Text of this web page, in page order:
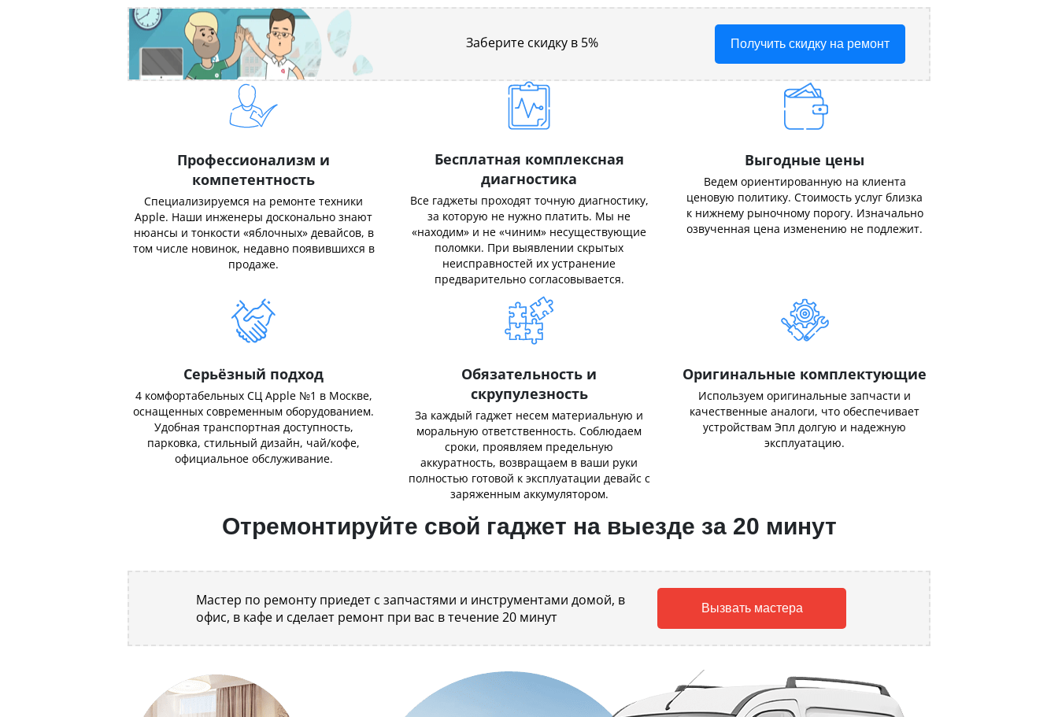
Заберите скидку в 5% Получить скидку на ремонт
Профессионализм и
компетентность
Специализируемся на ремонте техники
Apple. Наши инженеры досконально знают
нюансы и тонкости «яблочных» девайсов, в
том числе новинок, недавно появившихся в
продаже.
Бесплатная комплексная
диагностика
Все гаджеты проходят точную диагностику,
за которую не нужно платить. Мы не
«находим» и не «чиним» несуществующие
поломки. При выявлении скрытых
неисправностей их устранение
предварительно согласовывается.
Выгодные цены
Ведем ориентированную на клиента
ценовую политику. Стоимость услуг близка
к нижнему рыночному порогу. Изначально
озвученная цена изменению не подлежит.
Серьёзный подход
4 комфортабельных СЦ Apple №1 в Москве,
оснащенных современным оборудованием.
Удобная транспортная доступность,
парковка, стильный дизайн, чай/кофе,
официальное обслуживание.
Обязательность и
скрупулезность
За каждый гаджет несем материальную и
моральную ответственность. Соблюдаем
сроки, проявляем предельную
аккуратность, возвращаем в ваши руки
полностью готовой к эксплуатации девайс с
заряженным аккумулятором.
Оригинальные комплектующие
Используем оригинальные запчасти и
качественные аналоги, что обеспечивает
устройствам Эпл долгую и надежную
эксплуатацию.
Отремонтируйте свой гаджет на выезде за 20 минут
Мастер по ремонту приедет с запчастями и инструментами домой, в
офис, в кафе и сделает ремонт при вас в течение 20 минут
Вызвать мастера